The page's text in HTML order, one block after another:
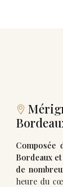
Composée
Bordeaux
de
heure du